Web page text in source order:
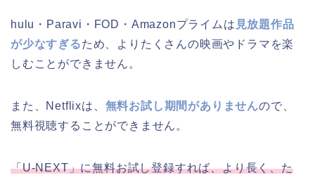
hulu・Paravi・FOD・Amazonプライムは 見放題作品
が少なすぎるため、よりたくさんの映画やドラマを楽
しむことができません。
また、Netflixは、 無料お試し期間がありませんので、
無料視聴することができません。
「U-NEXT」に無料お試し登録すれば、より長く、た